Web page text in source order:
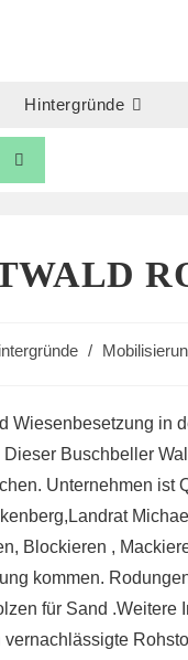
Hintergründe
/
Wiesenbesetzung
Buschbeller
Unternehmen ist
Blockieren ,
kommen.
für Sand